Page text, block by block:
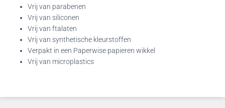
Vrij van parabenen
Vrij van siliconen
Vrij van ftalaten
Vrij van synthetische kleurstoffen
Verpakt in een Paperwise papieren wikkel
Vrij van microplastics